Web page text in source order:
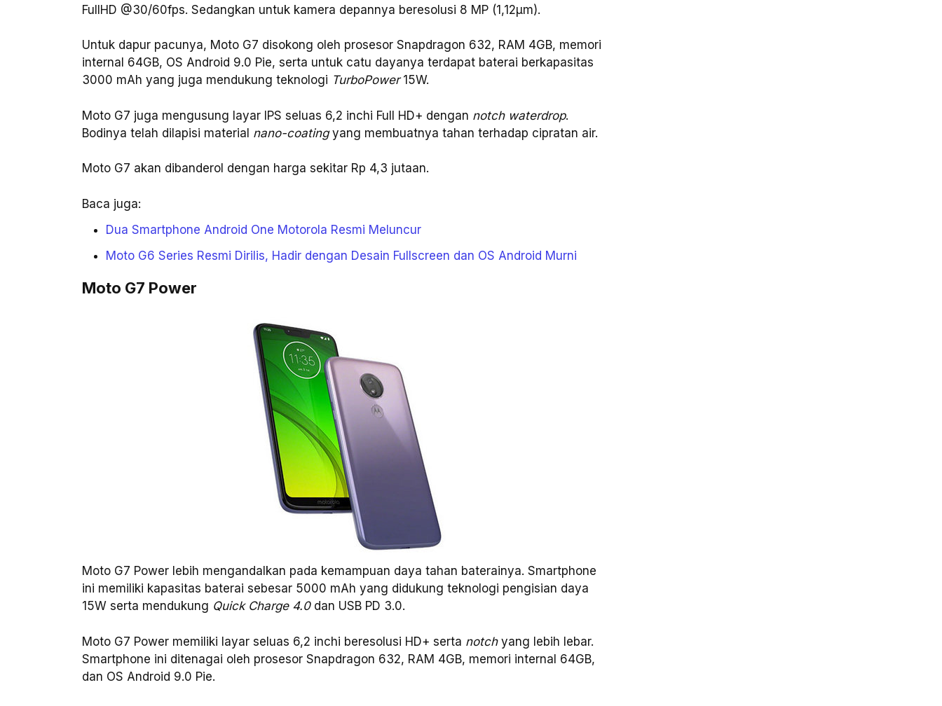
FullHD @30/60fps. Sedangkan untuk kamera depannya beresolusi 8 MP (1,12μm).
Untuk dapur pacunya, Moto G7 disokong oleh prosesor Snapdragon 632, RAM 4GB, memori
internal 64GB, OS Android 9.0 Pie, serta untuk catu dayanya terdapat baterai berkapasitas
3000 mAh yang juga mendukung teknologi TurboPower15W.
Moto G7 juga mengusung layar IPS seluas 6,2 inchi Full HD+ dengan notch waterdrop.
Bodinya telah dilapisi material nano-coatingyang membuatnya tahan terhadap cipratan air.
Moto G7 akan dibanderol dengan harga sekitar Rp 4,3 jutaan.
Baca juga:
Dua Smartphone Android One Motorola Resmi Meluncur
Moto G6 Series Resmi Dirilis, Hadir dengan Desain Fullscreen dan OS Android Murni
Moto G7 Power
Moto G7 Power lebih mengandalkan pada kemampuan daya tahan baterainya. Smartphone
ini memiliki kapasitas baterai sebesar 5000 mAh yang didukung teknologi pengisian daya
15W serta mendukung Quick Charge 4.0dan USB PD 3.0.
Moto G7 Power memiliki layar seluas 6,2 inchi beresolusi HD+ serta notch yang lebih lebar.
Smartphone ini ditenagai oleh prosesor Snapdragon 632, RAM 4GB, memori internal 64GB,
dan OS Android 9.0 Pie.